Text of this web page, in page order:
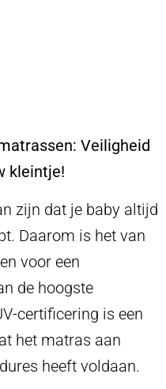
Veiligheid
kleintje!
zijn dat je baby altijd
Daarom is het van
voor een
de hoogste
certificering is een
het matras aan
heeft voldaan.